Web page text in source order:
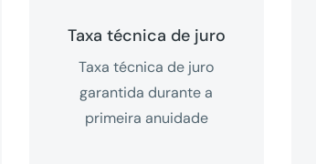
Taxa técnica de juro
Taxa técnica de juro
garantida durante a
primeira anuidade